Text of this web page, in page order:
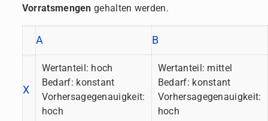
Vorratsmengen gehalten werden.
A B
X
Wertanteil: hoch
Bedarf: konstant
Vorhersagegenauigkeit:
hoch
Wertanteil: mittel
Bedarf: konstant
Vorhersagegenauigkeit:
hoch